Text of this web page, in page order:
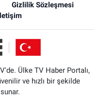
Gizlilik Sözleşmesi
Ülke TV Haber Portalı,
ve hızlı bir şekilde